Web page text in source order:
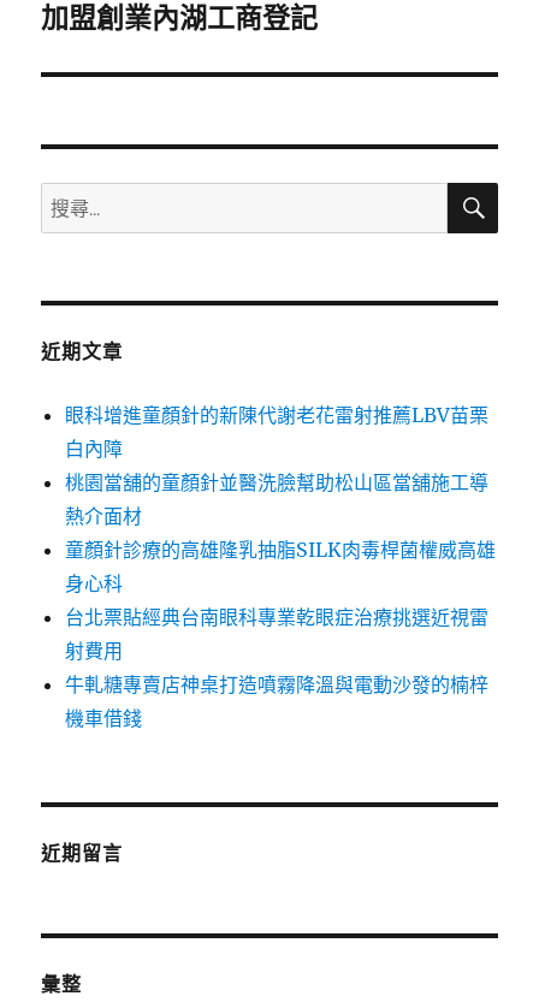
一
文
加盟創業內湖工商登記
搜
尋
鍵
搜
近期文章
眼科增進童顏針的新陳代謝老花雷射推薦LBV苗栗
白內障
桃園當舖的童顏針並醫洗臉幫助松山區當舖施工導
熱介面材
童顏針診療的高雄隆乳抽脂SILK肉毒桿菌權威高雄
身心科
台北票貼經典台南眼科專業乾眼症治療挑選近視雷
射費用
牛軋糖專賣店神桌打造噴霧降溫與電動沙發的楠梓
機車借錢
近期留言
彙整